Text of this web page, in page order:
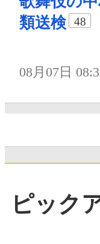
類送検
48
08月07日
ピック